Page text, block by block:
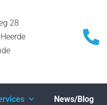
28
News/Blog